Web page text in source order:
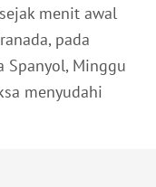
menit awal
pada
Spanyol, Minggu
menyudahi